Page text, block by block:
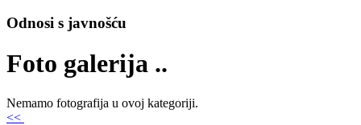
Odnosi s javnošću
Foto galerija ..
Nemamo fotografija u ovoj kategoriji.
<<